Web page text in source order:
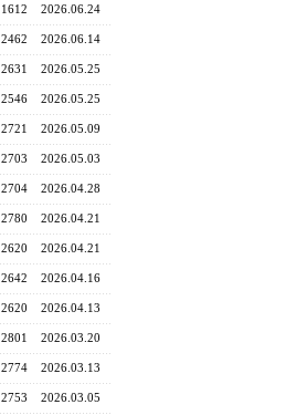
1612 2026.06.24
2462 2026.06.14
2631 2026.05.25
2546 2026.05.25
2721 2026.05.09
2703 2026.05.03
2704 2026.04.28
2780 2026.04.21
2620 2026.04.21
2642 2026.04.16
2620 2026.04.13
2801 2026.03.20
2774 2026.03.13
2753 2026.03.05